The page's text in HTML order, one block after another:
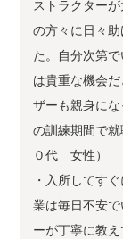
ストラクター
の方々に日々
た。自分次第
は貴重な機会
ザーも親身に
の訓練期間で
０代 女性）
・入所してす
業は毎日不安
ーが丁寧に教